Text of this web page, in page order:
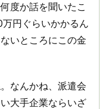
度か話を聞いたこ
円ぐらいかかるん
いところにこの金
なんかね、派遣会
大手企業ならいざ